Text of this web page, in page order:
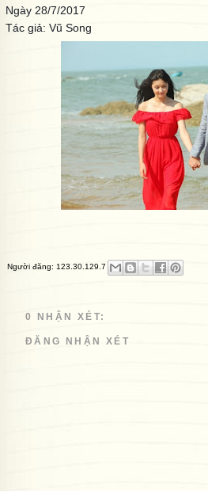
Ngày 28/7/2017
Tác giả: Vũ Song
Người đăng: 123.30.129.7
0 NHẬN XÉT:
ĐĂNG NHẬN XÉT